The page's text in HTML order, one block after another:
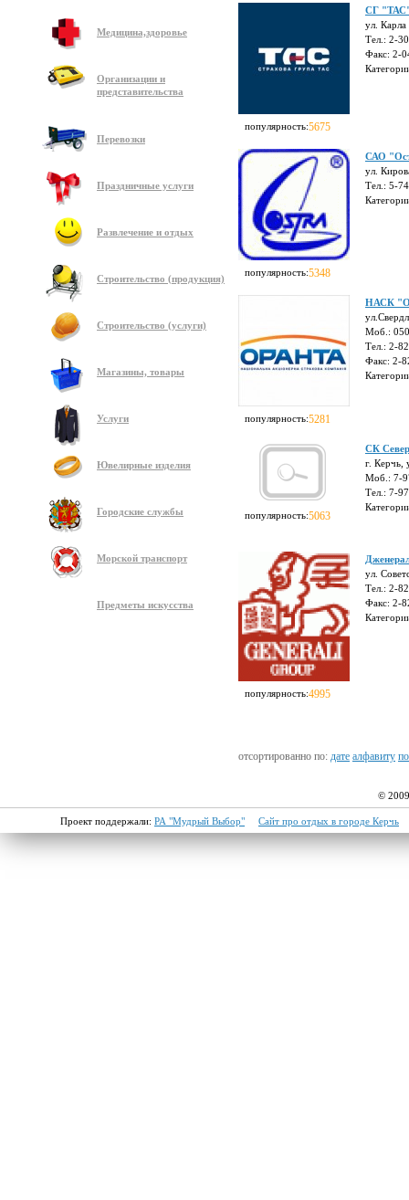
Медицина,здоровье
Организации и
представительства
Перевозки
Праздничные услуги
Развлечение и отдых
Строительство (продукция)
Строительство (услуги)
Магазины, товары
Услуги
Ювелирные изделия
Городские службы
Морской транспорт
Предметы искусства
популярность:5675
СГ
ул.
Тел.: 2-
Факс: 2-
популярность:5348
САО
ул.
Тел.: 5-
популярность:5281
НАСК
Моб.:
Тел.: 2-
Факс: 2-
популярность:5063
СК
г. Керчь,
Моб.: 7-
Тел.: 7-
популярность:4995
ул.
Тел.: 2-
Факс: 2-
отсортированно по: дате алфавиту
©
Проект поддержали: РА "Мудрый Выбор" Сайт про отдых в городе Керчь